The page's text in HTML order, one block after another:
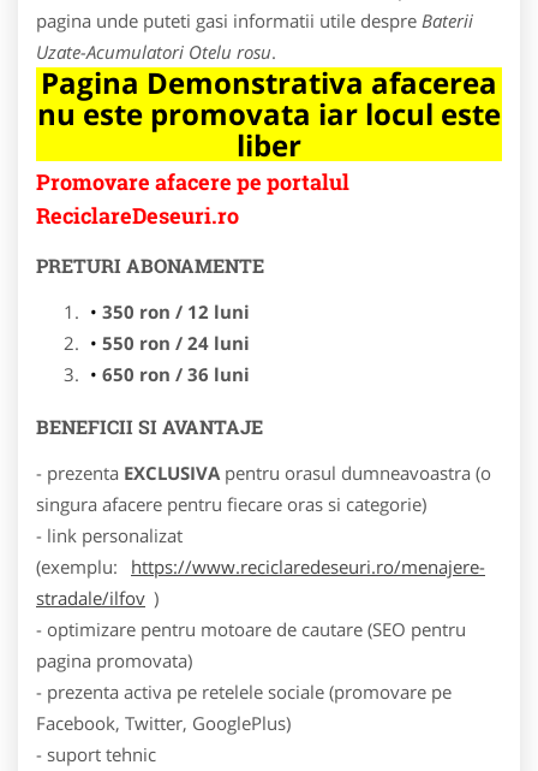
pagina unde puteti gasi informatii utile despre Baterii
Uzate-Acumulatori Otelu rosu.
Pagina Demonstrativa afacerea
nu este promovata iar locul este
liber
Promovare afacere pe portalul
ReciclareDeseuri.ro
PRETURI ABONAMENTE
350 ron / 12 luni
550 ron / 24 luni
650 ron / 36 luni
BENEFICII SI AVANTAJE
- prezenta EXCLUSIVA pentru orasul dumneavoastra (o
singura afacere pentru fiecare oras si categorie)
- link personalizat
(exemplu:
https://www.reciclaredeseuri.ro/menajere-
stradale/ilfov )
- optimizare pentru motoare de cautare (SEO pentru
pagina promovata)
- prezenta activa pe retelele sociale (promovare pe
Facebook, Twitter, GooglePlus)
- suport tehnic